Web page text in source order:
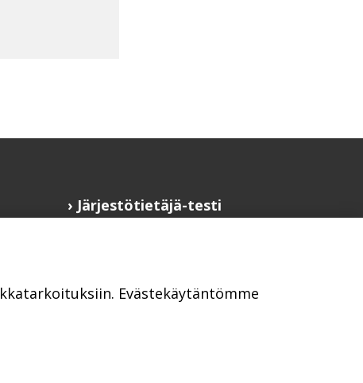
Järjestötietäjä-testi
Civil Society
Evästekäytäntömme